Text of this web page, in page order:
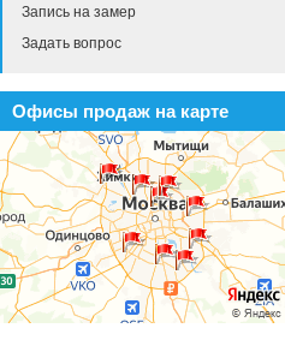
Запись на замер
Задать вопрос
Офисы продаж на карте